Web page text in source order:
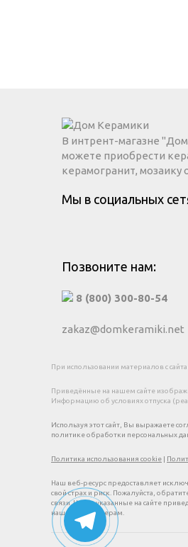
В интрент-магазне
можете приобрести
керамогранит, мозаику
Мы в социальных
Позвоните нам:
8 (800) 300-80-54
zakaz@domkeramiki.net
При использовании материалов с
Приведённые на нашем сайте
Информацию об условиях отпуска
Используя этот сайт, Вы выражаете
политике обработки персональных
Политика использования cookie |
Наш веб-ресурс предоставляет
свой страх и риск. Пожалуйста,
связи. Цены, указанные на сайте
нашим менеджерам.